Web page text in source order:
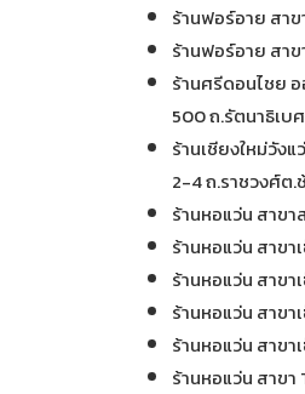
ร้านฟอร์อาย สา
ร้านฟอร์อาย สา
ร้านศรีดอนไชย
500 ถ.รัตนาธิเบ
ร้านเชียงใหม่วัง
2-4 ถ.ราชวงศ์ต.
ร้านหอแว่น สาข
ร้านหอแว่น สาขา
ร้านหอแว่น สาขา
ร้านหอแว่น สาข
ร้านหอแว่น สาขา
ร้านหอแว่น สาข